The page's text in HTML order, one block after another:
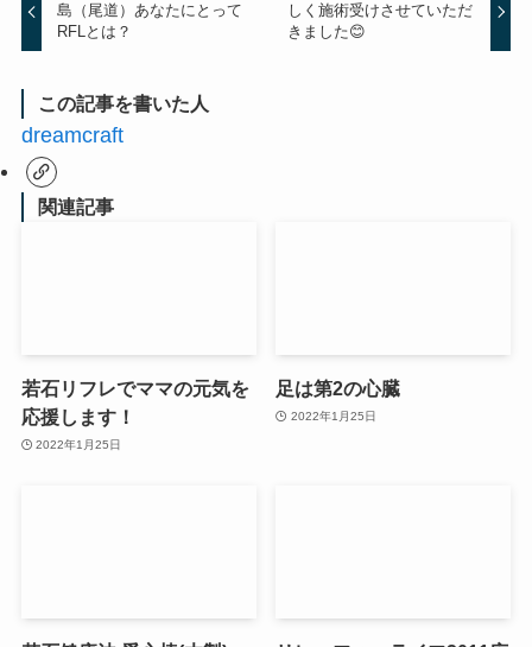
島（尾道）あなたにとって
RFLとは？
しく施術受けさせていただ
きました😊
この記事を書いた人
dreamcraft
関連記事
若石リフレでママの元気を
応援します！
2022年1月25日
足は第2の心臓
2022年1月25日